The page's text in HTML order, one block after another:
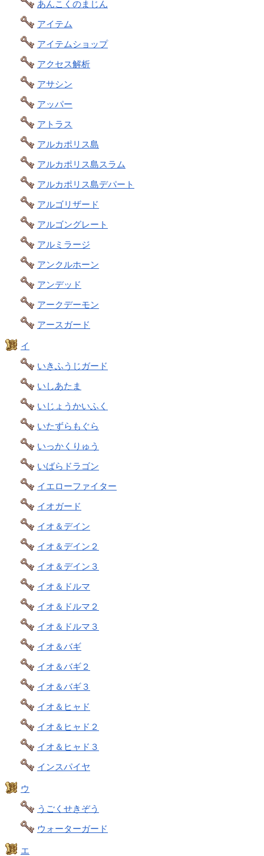
あんこくのまじん
アイテム
アイテムショップ
アクセス解析
アサシン
アッパー
アトラス
アルカポリス島
アルカポリス島スラム
アルカポリス島デパート
アルゴリザード
アルゴングレート
アルミラージ
アンクルホーン
アンデッド
アークデーモン
アースガード
イ
いきふうじガード
いしあたま
いじょうかいふく
いたずらもぐら
いっかくりゅう
いばらドラゴン
イエローファイター
イオガード
イオ＆デイン
イオ＆デイン２
イオ＆デイン３
イオ＆ドルマ
イオ＆ドルマ２
イオ＆ドルマ３
イオ＆バギ
イオ＆バギ２
イオ＆バギ３
イオ＆ヒャド
イオ＆ヒャド２
イオ＆ヒャド３
インスパイヤ
ウ
うごくせきぞう
ウォーターガード
エ